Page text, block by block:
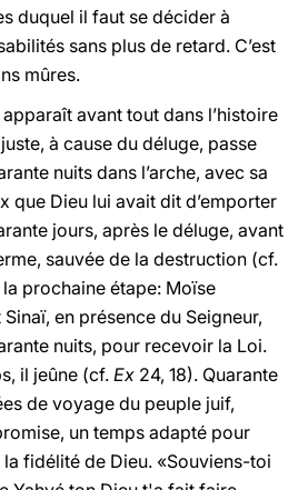
duquel il faut se décider à
sans plus de retard. C’est
mûres.
avant tout dans l’histoire
à cause du déluge, passe
nuits dans l’arche, avec sa
que Dieu lui avait dit d’emporter
jours, après le déluge, avant
sauvée de la destruction (cf.
la prochaine étape: Moïse
en présence du Seigneur,
nuits, pour recevoir la Loi.
il jeûne (cf. Ex 24, 18). Quarante
de voyage du peuple juif,
un temps adapté pour
la fidélité de Dieu. «Souviens-toi